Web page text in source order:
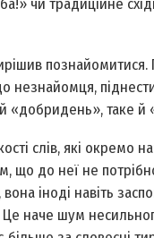
чи традиційне
познайомитися.
піднести
«добридень», таке й
слів, які окремо
що до неї не
іноді навіть
Це наче шум